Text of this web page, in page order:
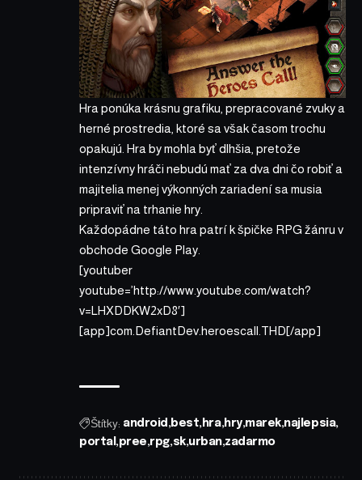
Hra ponúka krásnu grafiku, prepracované zvuky a
herné prostredia, ktoré sa však časom trochu
opakujú. Hra by mohla byť dlhšia, pretože
intenzívny hráči nebudú mať za dva dni čo robiť a
majitelia menej výkonných zariadení sa musia
pripraviť na trhanie hry.
Každopádne táto hra patrí k špičke RPG žánru v
obchode Google Play.
[youtuber
youtube=’http://www.youtube.com/watch?
v=LHXDDKW2xD8′]
[app]com.DefiantDev.heroescall.THD[/app]
Štítky: android best hra hry marek najlepsia
portal pree rpg sk urban zadarmo